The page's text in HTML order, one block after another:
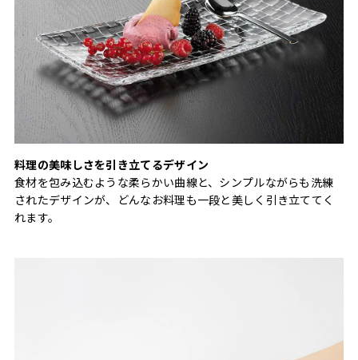
料理の美味しさを引き立てるデザイン
食材を包み込むような柔らかい曲線と、シンプルながらも洗練
されたデザインが、どんなお料理も一段と美しく引き立ててく
れます。